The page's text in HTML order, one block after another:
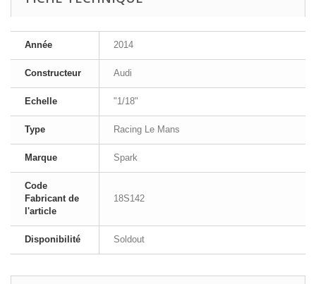
Année 2014
Constructeur Audi
Echelle "1/18"
Type Racing Le Mans
Marque Spark
Code
Fabricant de
l'article
18S142
Disponibilité Soldout